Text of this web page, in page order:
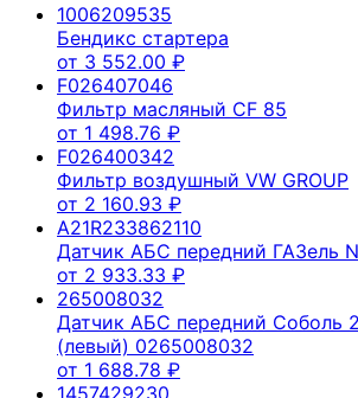
1006209535
Бендикс стартера
от 3 552.00 ₽
F026407046
Фильтр масляный CF 85
от 1 498.76 ₽
F026400342
Фильтр воздушный VW GROUP
от 2 160.93 ₽
A21R233862110
Датчик АБС передний ГАЗель
от 2 933.33 ₽
265008032
Датчик АБС передний Соболь
(левый) 0265008032
от 1 688.78 ₽
1457429230